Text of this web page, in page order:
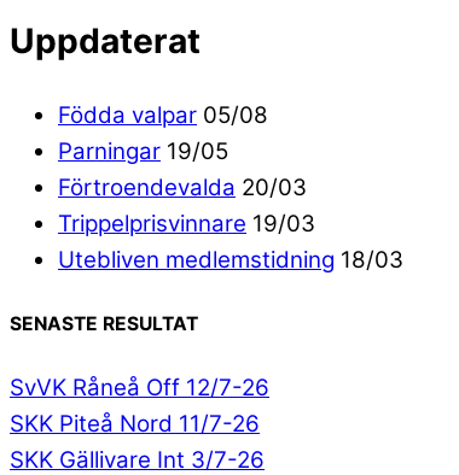
Uppdaterat
Födda valpar 05/08
Parningar 19/05
Förtroendevalda 20/03
Trippelprisvinnare 19/03
Utebliven medlemstidning 18/03
SENASTE RESULTAT
SvVK Råneå Off 12/7-26
SKK Piteå Nord 11/7-26
SKK Gällivare Int 3/7-26